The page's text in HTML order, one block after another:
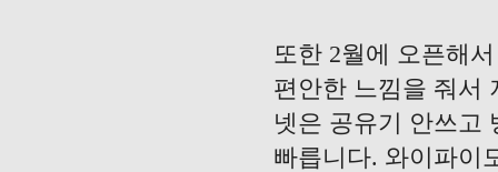
또한 2월에 오픈해
편안한 느낌을 줘서
넷은 공유기 안쓰고
빠릅니다. 와이파이